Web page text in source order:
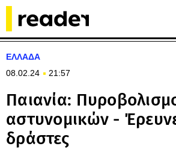
ΕΛΛΑΔΑ
08.02.24
21:57
Παιανία:
αστυνομικών -
δράστες